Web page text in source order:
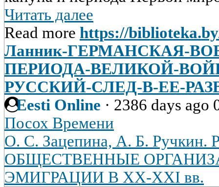
Читать далее
Read more https://
Ланник-ГЕРМАНСКАЯ-
ПЕРИОДА-ВЕЛИКОЙ-
РУССКИЙ-СЛЕД-В-ЕЕ-
Eesti Online · 2386 days ago
Посох Времени
О. С. Зацепина, А. Б.
ОБЩЕСТВЕННЫЕ
ЭМИГРАЦИИ В XX-XXI вв.